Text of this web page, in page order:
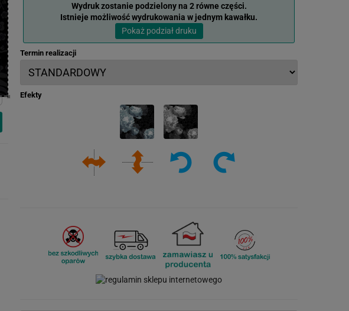
Wydruk zostanie podzielony na 2 równe części.
Istnieje możliwość wydrukowania w jednym kawałku.
Pokaż podział druku
Termin realizacji
Efekty